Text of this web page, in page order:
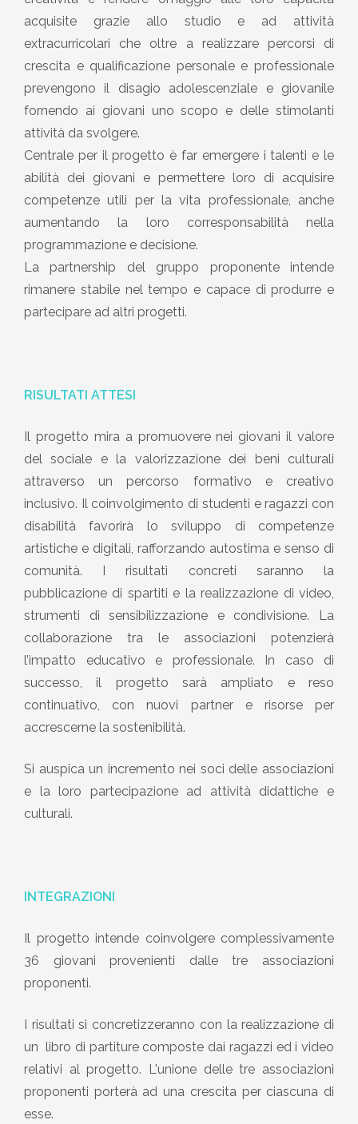
acquisite grazie allo studio e ad attività
extracurricolari che oltre a realizzare percorsi di
crescita e qualificazione personale e professionale
prevengono il disagio adolescenziale e giovanile
fornendo ai giovani uno scopo e delle stimolanti
attività da svolgere.
Centrale per il progetto è far emergere i talenti e le
abilità dei giovani e permettere loro di acquisire
competenze utili per la vita professionale, anche
aumentando la loro corresponsabilità nella
programmazione e decisione.
La partnership del gruppo proponente intende
rimanere stabile nel tempo e capace di produrre e
partecipare ad altri progetti.
RISULTATI ATTESI
Il progetto mira a promuovere nei giovani il valore
del sociale e la valorizzazione dei beni culturali
attraverso un percorso formativo e creativo
inclusivo. Il coinvolgimento di studenti e ragazzi con
disabilità favorirà lo sviluppo di competenze
artistiche e digitali, rafforzando autostima e senso di
comunità. I risultati concreti saranno la
pubblicazione di spartiti e la realizzazione di video,
strumenti di sensibilizzazione e condivisione. La
collaborazione tra le associazioni potenzierà
l’impatto educativo e professionale. In caso di
successo, il progetto sarà ampliato e reso
continuativo, con nuovi partner e risorse per
accrescerne la sostenibilità.
Si auspica un incremento nei soci delle associazioni
e la loro partecipazione ad attività didattiche e
culturali.
INTEGRAZIONI
Il progetto intende coinvolgere complessivamente
36 giovani provenienti dalle tre associazioni
proponenti.
I risultati si concretizzeranno con la realizzazione di
un libro di partiture composte dai ragazzi ed i video
relativi al progetto. L'unione delle tre associazioni
proponenti porterà ad una crescita per ciascuna di
esse.